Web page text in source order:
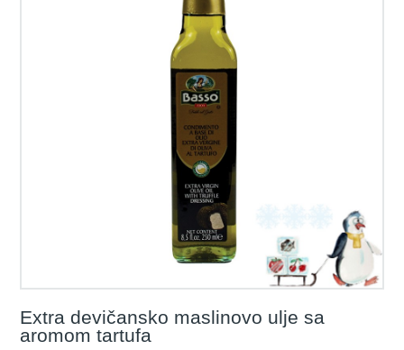
Extra devičansko maslinovo ulje sa
aromom tartufa